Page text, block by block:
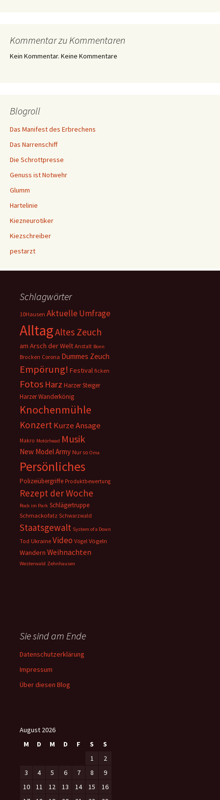
Kommentar zu Kommentaren
Kein Kommentar. Keine Kommentare
Blogroll
Das Manifest des Erbrechens
Das Narrenschiff
Die Schrottpresse
Genuss ist Notwehr
Glumm
Hartelinie
Kiezneurotiker
Kiezschreiber
pestarzt
Schlagwörter
10Hausen Aktuelle Umfrage
AlltagAltes Zeuch
am Arsch der Welt Anstalt Bonn
Brocken Corona Dummes Zeuch
Empörung! Festival ficken
Fotos Harz Harzer Steiger
Harzer Wanderkönig
Knochenmühle
KonzertKurze Ansage
Makro Motörhead Musik
New Model Army Nur so Oma
Persönliches
Polizeiübergriffe Produktbewertung
Rezept der Woche
Rock im Park Schlägertruppe
Schmackofatz Schwarzwald
Staatsgewalt System of a Down
Tod Ukraine Video Vögel Vögeln
Wandern Weihnachten
Westerwald Zehnhausen
Sie sind am Ende
Datenschutzerklärung
Impressum
Über diesen Blog
August 2026
M
D M D F S
S
1
2
3
4 5 6 7 8
9
10
11 12 13 14 15
16